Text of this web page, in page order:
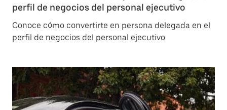
perfil de negocios del personal ejecutivo
Conoce cómo convertirte en persona delegada en el
perfil de negocios del personal ejecutivo